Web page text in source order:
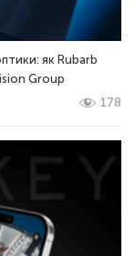
як Rubarb
Group
178